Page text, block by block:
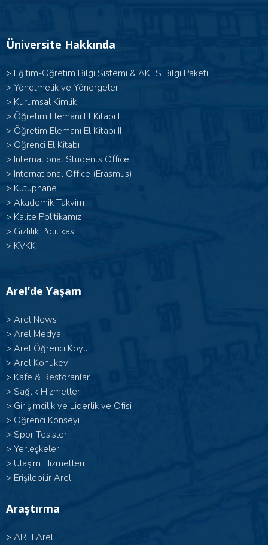
Üniversite Hakkında
> Eğitim-Öğretim Bilgi Sistemi & AKTS Bilgi Paketi
> Yönetmelik ve Yönergeler
> Kurumsal Kimlik
> Öğretim Elemanı El Kitabı I
> Öğretim Elemanı El Kitabı II
> Öğrenci El Kitabı
> International Students Office
> International Office (Erasmus)
> Kütüphane
> Akademik Takvim
> Kalite Politikamız
> Gizlilik Politikası
> KVKK
Arel’de Yaşam
> Arel News
> Arel Medya
> Arel Öğrenci Köyü
> Arel Konukevi
> Kafe & Restoranlar
> Sağlık Hizmetleri
> Girişimcilik ve Liderlik ve Ofisi
> Öğrenci Konseyi
> Spor Tesisleri
> Yerleşkeler
> Ulaşım Hizmetleri
> Erişilebilir Arel
Araştırma
> ARTI Arel